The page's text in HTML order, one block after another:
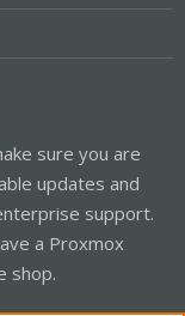
sure you are
updates and
support.
a Proxmox
shop.